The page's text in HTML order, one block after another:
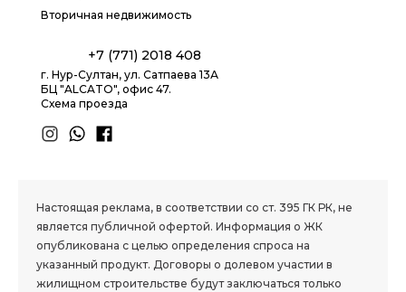
Вторичная недвижимость
+7 (771) 2018 408
г. Нур-Султан, ул. Сатпаева 13А
БЦ "ALCATO", офис 47.
Схема проезда
Настоящая реклама, в соответствии со ст. 395 ГК РК, не
является публичной офертой. Информация о ЖК
опубликована с целью определения спроса на
указанный продукт. Договоры о долевом участии в
жилищном строительстве будут заключаться только